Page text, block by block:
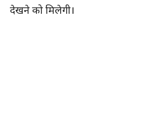
देखने को मिलेगी।